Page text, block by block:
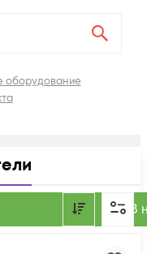
оборудование
В